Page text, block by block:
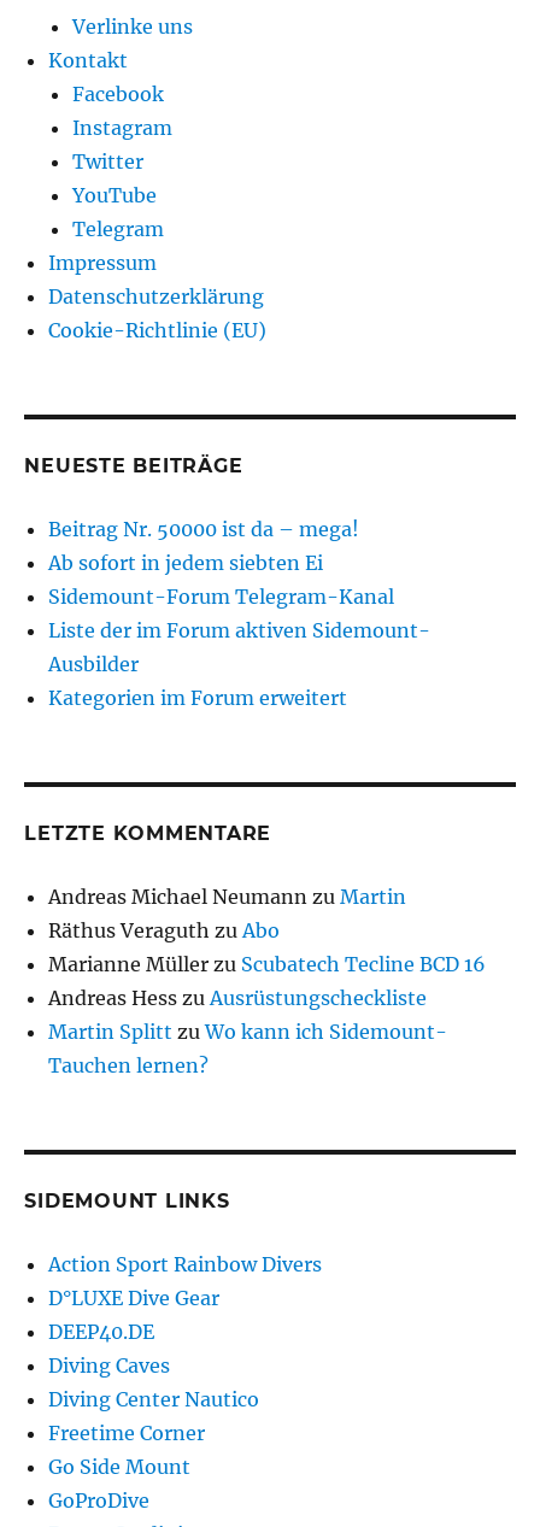
Verlinke uns
Kontakt
Facebook
Instagram
Twitter
YouTube
Telegram
Impressum
Datenschutzerklärung
Cookie-Richtlinie (EU)
NEUESTE BEITRÄGE
Beitrag Nr. 50000 ist da – mega!
Ab sofort in jedem siebten Ei
Sidemount-Forum Telegram-Kanal
Liste der im Forum aktiven Sidemount-
Ausbilder
Kategorien im Forum erweitert
LETZTE KOMMENTARE
Andreas Michael Neumann zuMartin
Räthus Veraguth zuAbo
Marianne Müller zu Scubatech Tecline BCD 16
Andreas Hess zuAusrüstungscheckliste
Martin Splitt zuWo kann ich Sidemount-
Tauchen lernen?
SIDEMOUNT LINKS
Action Sport Rainbow Divers
D°LUXE Dive Gear
DEEP40.DE
Diving Caves
Diving Center Nautico
Freetime Corner
Go Side Mount
GoProDive